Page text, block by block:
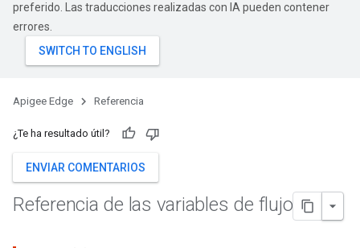
preferido. Las traducciones realizadas con IA pueden contener
errores.
Apigee Edge Referencia
¿Te ha resultado útil?
ENVIAR COMENTARIOS
Referencia de las variables de flujo